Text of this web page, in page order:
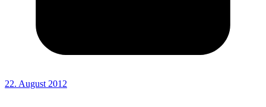
22. August 2012